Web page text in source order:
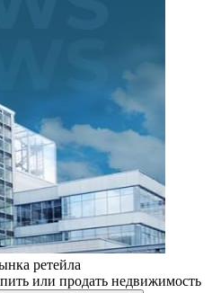
ретейла
или продать недвижимость